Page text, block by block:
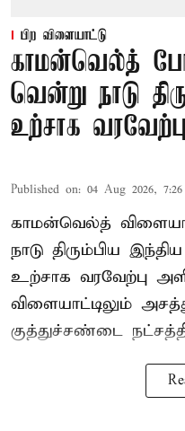
பிற விளையாட்டு
காமன்வெல்த்
வென்று நாடு
உற்சாக வரவேற்பு
Published on: 04 Aug 2026,
காமன்வெல்த்
நாடு திரும்பிய
உற்சாக வரவேற்பு
விளையாட்டிலும்
குத்துச்சண்டை